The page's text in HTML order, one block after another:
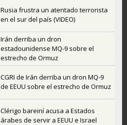
Rusia frustra un atentado terrorista
en el sur del país (VIDEO)
Irán derriba un dron
estadounidense MQ-9 sobre el
estrecho de Ormuz
CGRI de Irán derriba un dron MQ-9
de EEUU sobre el estrecho de Ormuz
Clérigo bareiní acusa a Estados
árabes de servir a EEUU e Israel